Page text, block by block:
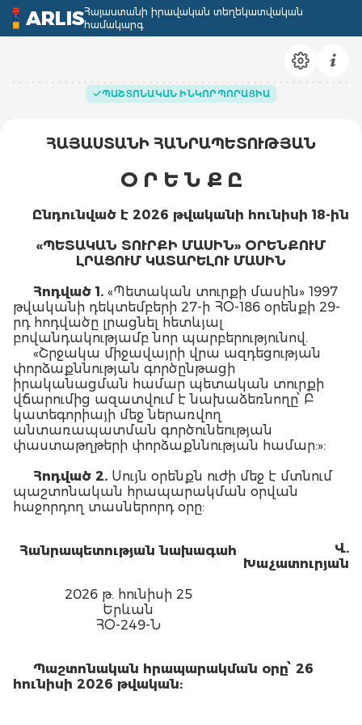
ARLISՀայաստանի իրավական տեղեկատվական
համակարգ
ՊԱՇՏՈՆԱԿԱՆ ԻՆԿՈՐՊՈՐԱՑԻԱ
ՀԱՅԱՍՏԱՆԻ ՀԱՆՐԱՊԵՏՈՒԹՅԱՆ
Օ Ր Ե Ն Ք Ը
Ընդունված է 2026 թվականի հունիսի 18-ին
«ՊԵՏԱԿԱՆ ՏՈՒՐՔԻ ՄԱՍԻՆ» ՕՐԵՆՔՈՒՄ
ԼՐԱՑՈՒՄ ԿԱՏԱՐԵԼՈՒ ՄԱՍԻՆ
Հոդված 1. «Պետական տուրքի մասին» 1997
թվականի դեկտեմբերի 27-ի ՀՕ-186 օրենքի 29-
րդ հոդվածը լրացնել հետևյալ
բովանդակությամբ նոր պարբերությունով.
«Շրջակա միջավայրի վրա ազդեցության
փորձաքննության գործընթացի
իրականացման համար պետական տուրքի
վճարումից ազատվում է նախաձեռնողը՝ Բ
կատեգորիայի մեջ ներառվող
անտառապատման գործունեության
փաստաթղթերի փորձաքննության համար:»:
Հոդված 2. Սույն օրենքն ուժի մեջ է մտնում
պաշտոնական հրապարակման օրվան
հաջորդող տասներորդ օրը:
Հանրապետության նախագահ
Վ.
Խաչատուրյան
2026 թ. հունիսի 25
Երևան
ՀՕ-249-Ն
Պաշտոնական հրապարակման օրը՝ 26
հունիսի 2026 թվական: